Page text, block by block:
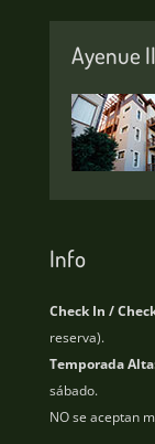
Ayenue II
Info
Check In /
reserva).
Temporada
sábado.
NO se aceptan